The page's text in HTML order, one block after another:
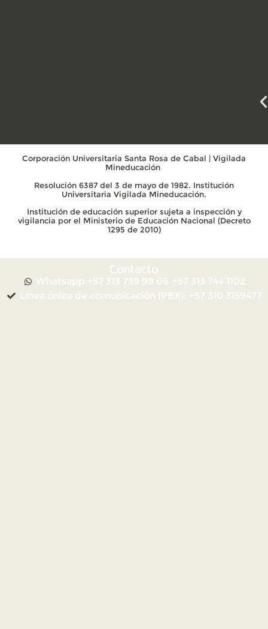
Corporación Universitaria Santa Rosa de Cabal | Vigilada
Mineducación
Resolución 6387 del 3 de mayo de 1982. Institución
Universitaria Vigilada Mineducación.
Institución de educación superior sujeta a inspección y
vigilancia por el Ministerio de Educación Nacional (Decreto
1295 de 2010)
Contacto
Whatsapp +57 313 739 99 06 +57 313 744 1102
Línea única de comunicación (PBX): +57 310 3159477